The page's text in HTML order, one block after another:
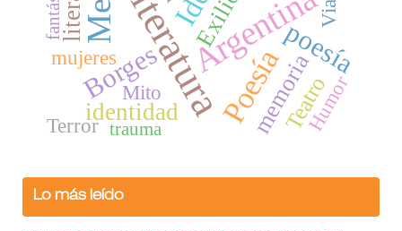
LiteraturaArgentina
Poesía
Borges poesía
memoria
Exilio
identidad Teatro
mujeres
Mito
Terror Humor
trauma
Lo más leído